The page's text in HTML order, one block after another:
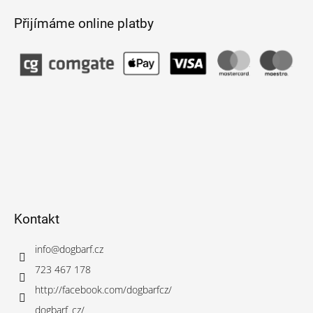
Přijímáme online platby
Kontakt
info@dogbarf.cz
723 467 178
http://facebook.com/dogbarfcz/
dogbarf_cz/